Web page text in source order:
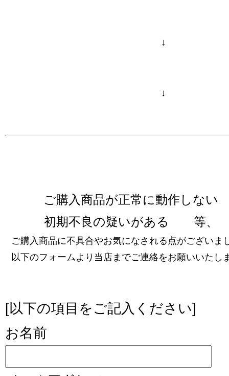
↓
↓
ご購入商品が正常に動作しない
初期不良の疑いがある 等、
ご購入商品に不具合やお気になされる点がございま
以下のフォームより当店までご連絡をお願いいたし
[以下の項目をご記入ください]
お名前